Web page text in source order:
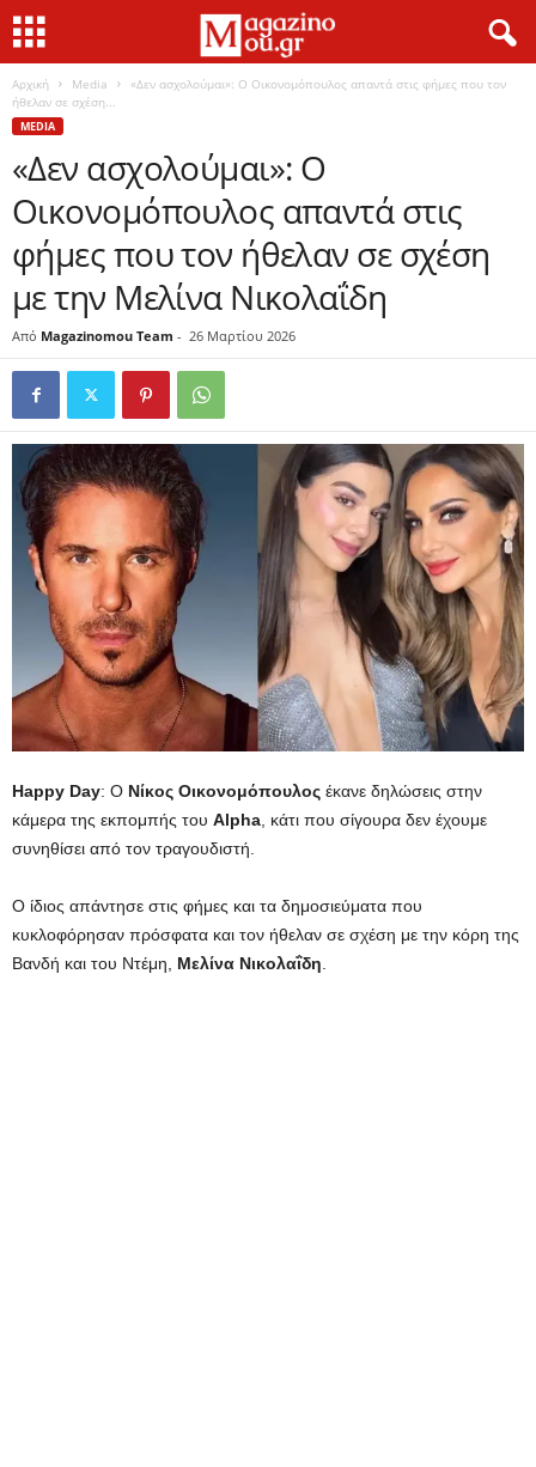
Αρχική Media
«Δεν ασχολούμαι»: Ο Οικονομόπουλος απαντά στις φήμες που τον
ήθελαν σε σχέση...
MEDIA
«Δεν ασχολούμαι»: Ο
Οικονομόπουλος απαντά στις
φήμες που τον ήθελαν σε σχέση
με την Μελίνα Νικολαΐδη
Από Magazinomou Team - 26 Μαρτίου 2026
Happy Day: Ο Νίκος Οικονομόπουλος έκανε δηλώσεις στην
κάμερα της εκπομπής του Alpha , κάτι που σίγουρα δεν έχουμε
συνηθίσει από τον τραγουδιστή.
Ο ίδιος απάντησε στις φήμες και τα δημοσιεύματα που
κυκλοφόρησαν πρόσφατα και τον ήθελαν σε σχέση με την κόρη της
Βανδή και του Ντέμη, Μελίνα Νικολαΐδη